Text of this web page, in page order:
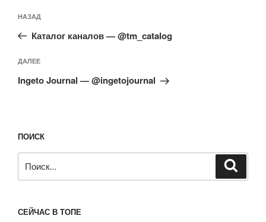
по
записям
Предыдущая
запись:
НАЗАД
Каталог каналов — @tm_catalog
Следующая
запись
ДАЛЕЕ
Ingeto Journal — @ingetojournal
ПОИСК
СЕЙЧАС В ТОПЕ